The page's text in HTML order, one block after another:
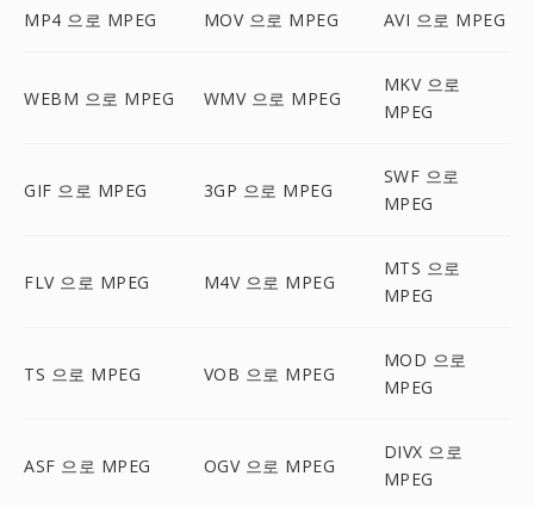
MP4 으로 MPEG MOV 으로 MPEG AVI 으로 MPEG
WEBM 으로 MPEG WMV 으로 MPEG
MKV 으로
MPEG
GIF 으로 MPEG 3GP 으로 MPEG
SWF 으로
MPEG
FLV 으로 MPEG M4V 으로 MPEG
MTS 으로
MPEG
TS 으로 MPEG VOB 으로 MPEG
MOD 으로
MPEG
ASF 으로 MPEG OGV 으로 MPEG
DIVX 으로
MPEG